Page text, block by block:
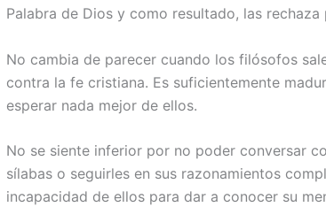
Palabra de Dios y como resultado, las
No cambia de parecer cuando los filósofos
contra la fe cristiana. Es suficientemente
esperar nada mejor de ellos.
No se siente inferior por no poder conversar
sílabas o seguirles en sus razonamientos
incapacidad de ellos para dar a conocer su